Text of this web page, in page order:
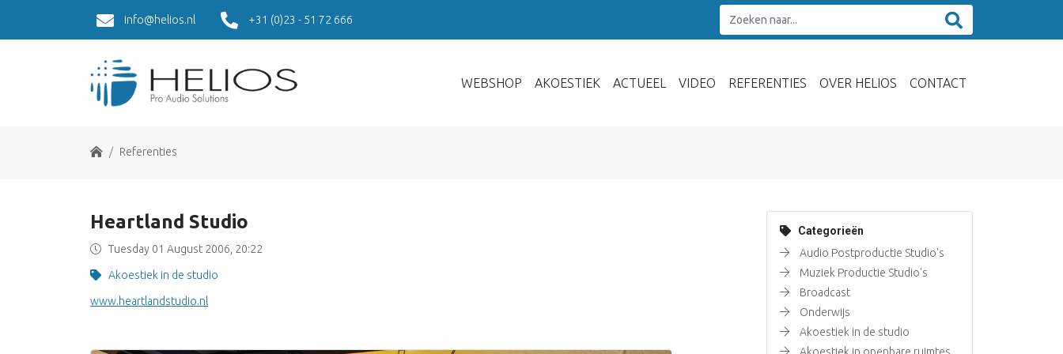
info@helios.nl +31 (0)23 - 51 72 666
WEBSHOP AKOESTIEK ACTUEEL VIDEO REFERENTIES OVER HELIOS CONTACT
Home Referenties
Heartland Studio
Tuesday 01 August 2006, 20:22
Akoestiek in de studio
www.heartlandstudio.nl
Categorieën
Audio Postproductie Studio's
Muziek Productie Studio's
Broadcast
Onderwijs
Akoestiek in de studio